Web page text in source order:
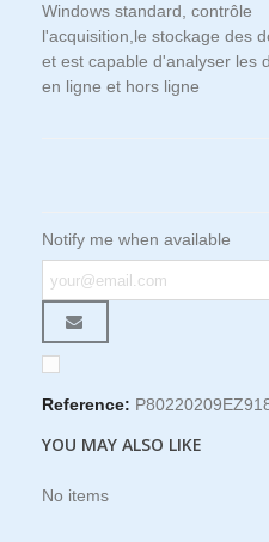
Windows standard, contrôle
l'acquisition,le stockage des
et est capable d'analyser les
en ligne et hors ligne
Notify me when available
Reference:
YOU MAY ALSO LIKE
No items